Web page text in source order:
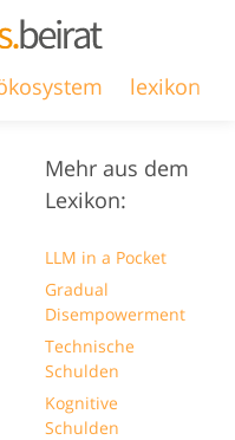
lexikon
Mehr aus dem
Lexikon:
LLM in a Pocket
Gradual
Disempowerment
Technische
Schulden
Kognitive
Schulden